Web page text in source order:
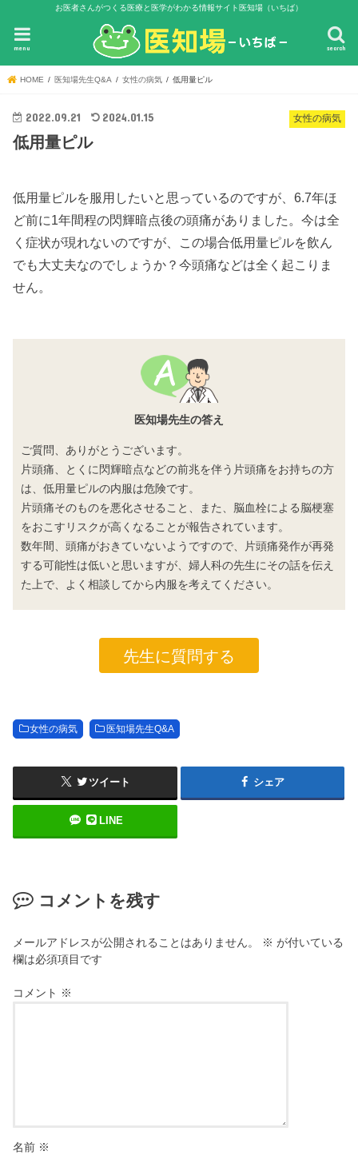
お医者さんがつくる医療と医学がわかる情報サイト医知場（いちば）
search
menu
HOME 医知場先生Q&A 女性の病気 低用量ピル
女性の病気
2022.09.21 2024.01.15
低用量ピル
低用量ピルを服用したいと思っているのですが、6.7年ほ
ど前に1年間程の閃輝暗点後の頭痛がありました。今は全
く症状が現れないのですが、この場合低用量ピルを飲ん
でも大丈夫なのでしょうか？今頭痛などは全く起こりま
せん。
医知場先生の答え
ご質問、ありがとうございます。
片頭痛、とくに閃輝暗点などの前兆を伴う片頭痛をお持ちの方
は、低用量ピルの内服は危険です。
片頭痛そのものを悪化させること、また、脳血栓による脳梗塞
をおこすリスクが高くなることが報告されています。
数年間、頭痛がおきていないようですので、片頭痛発作が再発
する可能性は低いと思いますが、婦人科の先生にその話を伝え
た上で、よく相談してから内服を考えてください。
先生に質問する
女性の病気 医知場先生Q&A
ツイート シェア
LINE
コメントを残す
メールアドレスが公開されることはありません。 ※ が付いている
欄は必須項目です
コメント ※
名前 ※